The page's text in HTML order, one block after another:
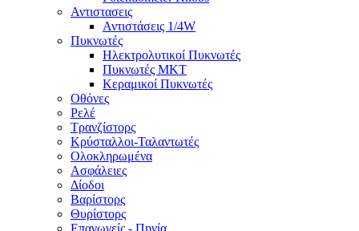
Αντιστασεις
Αντιστάσεις 1/4W
Πυκνωτές
Ηλεκτρολυτικοί Πυκνωτές
Πυκνωτές MKT
Κεραμικοί Πυκνωτές
Οθόνες
Ρελέ
Τρανζίστορς
Κρύσταλλοι-Ταλαντωτές
Ολοκληρωμένα
Ασφάλειες
Δίοδοι
Βαρίστορς
Θυρίστορς